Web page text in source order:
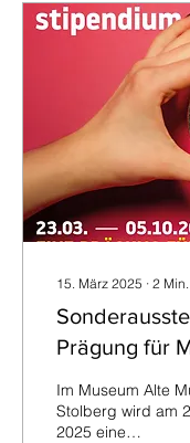
15. März 2025 ∙ 2 Min.
Prägung für
Im Museum Alte
Stolberg wird am
2025 eine